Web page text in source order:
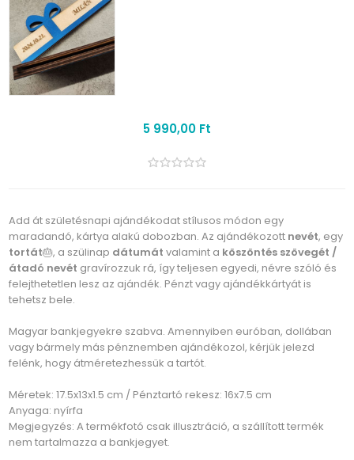
5 990,00 Ft
Add át születésnapi ajándékodat stílusos módon egy
maradandó, kártya alakú dobozban. Az ajándékozott nevét, egy
tortát🎂, a szülinap dátumát valamint a köszöntés szövegét /
átadó nevét gravírozzuk rá, így teljesen egyedi, névre szóló és
felejthetetlen lesz az ajándék. Pénzt vagy ajándékkártyát is
tehetsz bele.
Magyar bankjegyekre szabva. Amennyiben euróban, dollában
vagy bármely más pénznemben ajándékozol, kérjük jelezd
felénk, hogy átméretezhessük a tartót.
Méretek: 17.5x13x1.5 cm / Pénztartó rekesz: 16x7.5 cm
Anyaga: nyírfa
Megjegyzés: A termékfotó csak illusztráció, a szállított termék
nem tartalmazza a bankjegyet.